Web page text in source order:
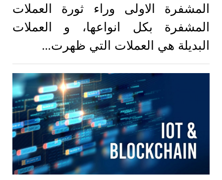
المشفرة الاولى وراء ثورة العملات
المشفرة بكل انواعها، و العملات
البديلة هي العملات التي ظهرت…